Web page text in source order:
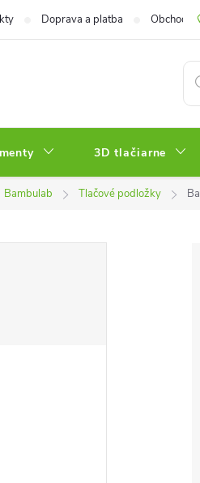
Doprava a platba
3D tlačiarne
Bambulab Tlačové podložky